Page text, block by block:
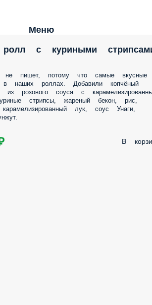
Меню
ролл с куриными
беконом
не пишет, потому что самые вкусные
в наших роллах. Добавили копчёный
розового соуса с
стрипсы, жареный бекон, рис,
лук, соус Унаги,
В